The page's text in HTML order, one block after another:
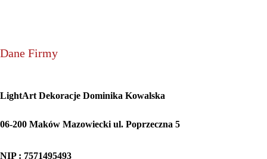
Dane Firmy
LightArt Dekoracje Dominika Kowalska
06-200 Maków Mazowiecki ul. Poprzeczna 5
NIP : 7571495493